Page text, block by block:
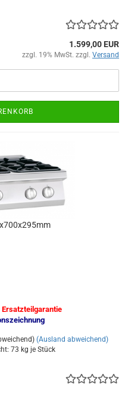
1.599,00 EUR
zzgl. 19% MwSt. zzgl. Versand
Ersatzteilgarantie
(Ausland abweichend)
73 kg je Stück